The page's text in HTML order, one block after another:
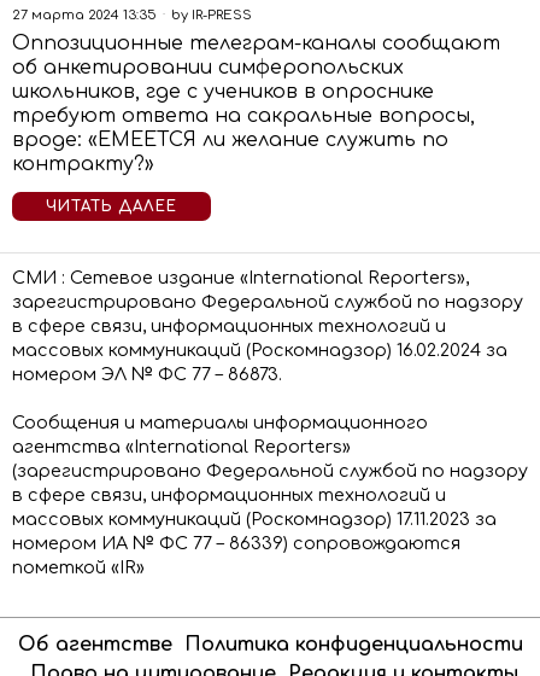
27 марта 2024 13:35 by IR-PRESS
Оппозиционные телеграм-каналы сообщают
об анкетировании симферопольских
школьников, где с учеников в опроснике
требуют ответа на сакральные вопросы,
вроде: «ЕМЕЕТСЯ ли желание служить по
контракту?»
ЧИТАТЬ ДАЛЕЕ
СМИ : Сетевое издание «International Reporters»,
зарегистрировано Федеральной службой по надзору
в сфере связи, информационных технологий и
массовых коммуникаций (Роскомнадзор) 16.02.2024 за
номером ЭЛ № ФС 77 – 86873.
Сообщения и материалы информационного
агентства «International Reporters»
(зарегистрировано Федеральной службой по надзору
в сфере связи, информационных технологий и
массовых коммуникаций (Роскомнадзор) 17.11.2023 за
номером ИА № ФС 77 – 86339) сопровождаются
пометкой «IR»
Об агентстве
Политика конфиденциальности